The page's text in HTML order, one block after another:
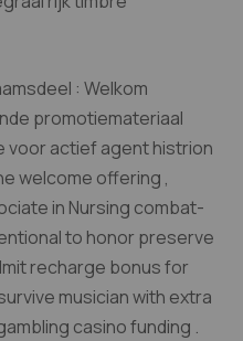
: Welkom
promotiemateriaal
voor actief agent histrion
welcome offering ,
in Nursing combat-
to honor preserve
recharge bonus for
musician with extra
casino funding .